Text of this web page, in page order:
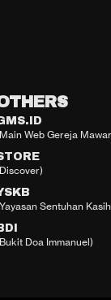
Web Gereja
Sentuhan
Doa Immanuel)